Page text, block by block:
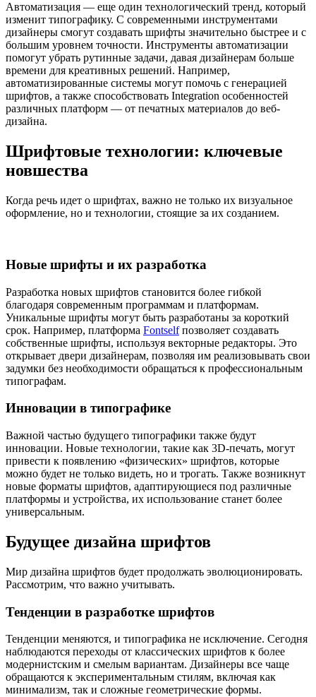
Автоматизация — еще один технологический тренд, который
изменит типографику. С современными инструментами
дизайнеры смогут создавать шрифты значительно быстрее и с
большим уровнем точности. Инструменты автоматизации
помогут убрать рутинные задачи, давая дизайнерам больше
времени для креативных решений. Например,
автоматизированные системы могут помочь с генерацией
шрифтов, а также способствовать Integration особенностей
различных платформ — от печатных материалов до веб-
дизайна.
Шрифтовые технологии: ключевые
новшества
Когда речь идет о шрифтах, важно не только их визуальное
оформление, но и технологии, стоящие за их созданием.
Новые шрифты и их разработка
Разработка новых шрифтов становится более гибкой
благодаря современным программам и платформам.
Уникальные шрифты могут быть разработаны за короткий
срок. Например, платформа Fontselfпозволяет создавать
собственные шрифты, используя векторные редакторы. Это
открывает двери дизайнерам, позволяя им реализовывать свои
задумки без необходимости обращаться к профессиональным
типографам.
Инновации в типографике
Важной частью будущего типографики также будут
инновации. Новые технологии, такие как 3D-печать, могут
привести к появлению «физических» шрифтов, которые
можно будет не только видеть, но и трогать. Также возникнут
новые форматы шрифтов, адаптирующиеся под различные
платформы и устройства, их использование станет более
универсальным.
Будущее дизайна шрифтов
Мир дизайна шрифтов будет продолжать эволюционировать.
Рассмотрим, что важно учитывать.
Тенденции в разработке шрифтов
Тенденции меняются, и типографика не исключение. Сегодня
наблюдаются переходы от классических шрифтов к более
модернистским и смелым вариантам. Дизайнеры все чаще
обращаются к экспериментальным стилям, включая как
минимализм, так и сложные геометрические формы.